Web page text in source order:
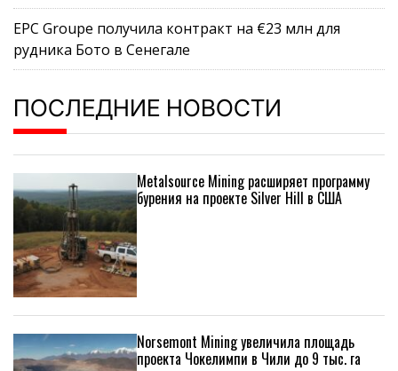
EPC Groupe получила контракт на €23 млн для
рудника Бото в Сенегале
ПОСЛЕДНИЕ НОВОСТИ
Metalsource Mining расширяет программу
бурения на проекте Silver Hill в США
Norsemont Mining увеличила площадь
проекта Чокелимпи в Чили до 9 тыс. га